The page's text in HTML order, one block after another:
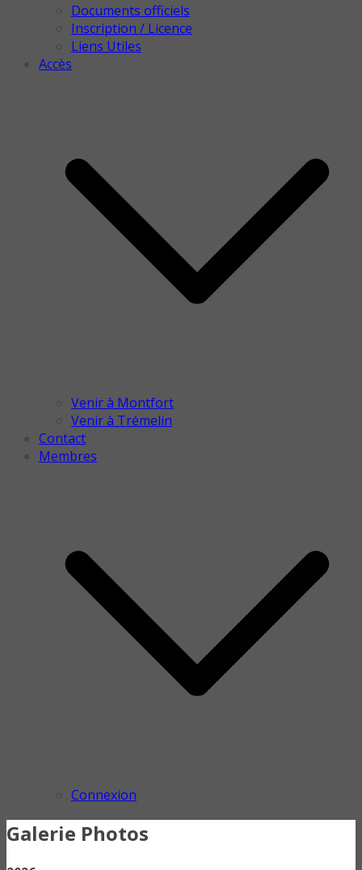
Documents officiels
Inscription / Licence
Liens Utiles
Accès
Venir à Montfort
Venir à Trémelin
Contact
Membres
Connexion
Galerie Photos